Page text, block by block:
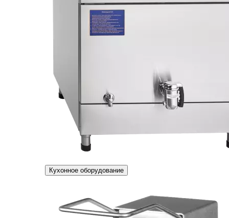
Кухонное оборудование